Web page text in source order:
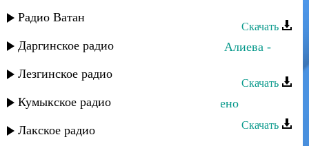
Радио Ватан
Даргинское радио
Лезгинское радио
Кумыкское радио
Лакское радио
Скачать
Прямой, Марина Алиева и Сабина Алиева -
Скачать
Марина Алиева и Эйзер - Не суждено
Скачать